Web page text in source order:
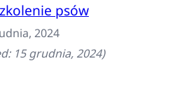
psów
2024
15 grudnia, 2024)